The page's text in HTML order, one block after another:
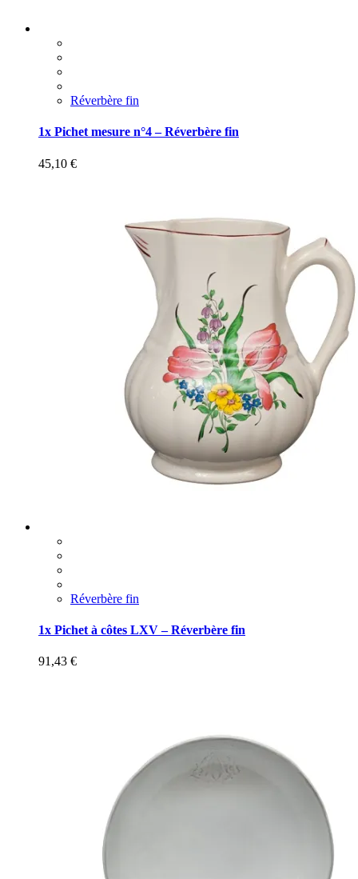
Réverbère fin
1x Pichet mesure n°4 – Réverbère fin
45,10 €
Réverbère fin
1x Pichet à côtes LXV – Réverbère fin
91,43 €